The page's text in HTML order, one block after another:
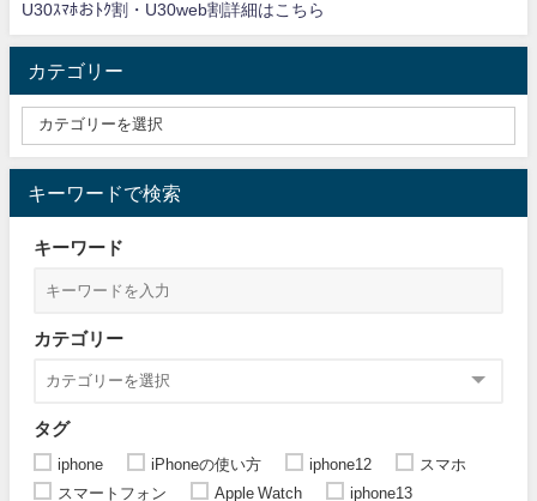
U30ｽﾏﾎおﾄｸ割・U30web割詳細はこちら
カテゴリー
キーワードで検索
キーワード
カテゴリー
タグ
iphone iPhoneの使い方 iphone12
スマホ
スマートフォン
Apple Watch iphone13